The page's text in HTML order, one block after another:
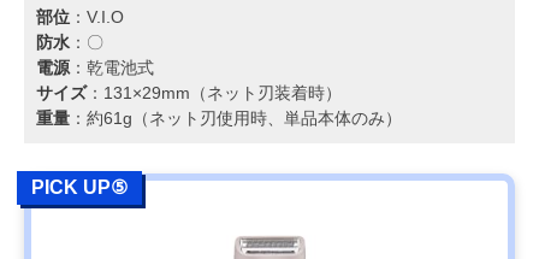
部位 ：V.I.O
防水 ：〇
電源：乾電池式
サイズ：131×29mm（ネット刃装着時）
重量 ：約61g（ネット刃使用時、単品本体のみ）
PICK UP⑤